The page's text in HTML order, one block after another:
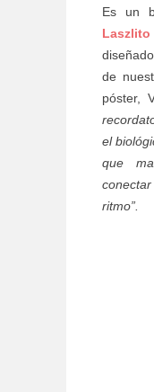
Es un
Laszlito
de
póster,
el
que
ritmo”.